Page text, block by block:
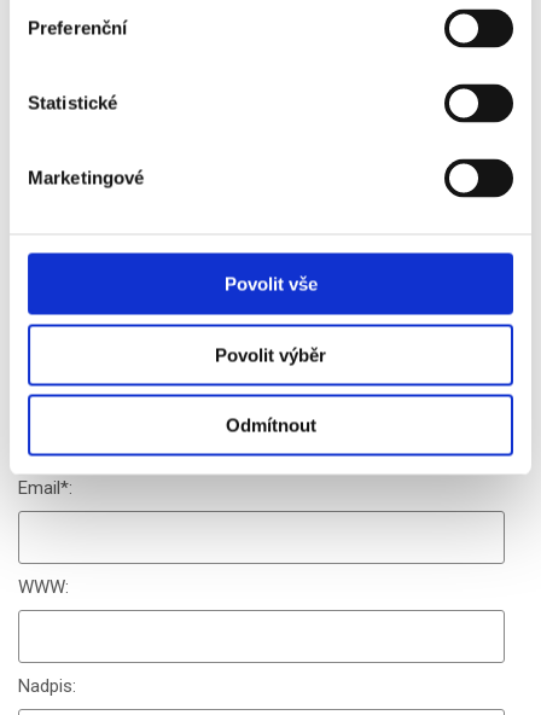
Preferenční
Statistické
Marketingové
Povolit vše
Povolit výběr
Odmítnout
Hodnocení článku
Česko - Brazílie,
víme?SenseBallJak probíhá takový autobusový zájezd? Díl 2. -
Jméno*:
Email*:
WWW:
Nadpis: